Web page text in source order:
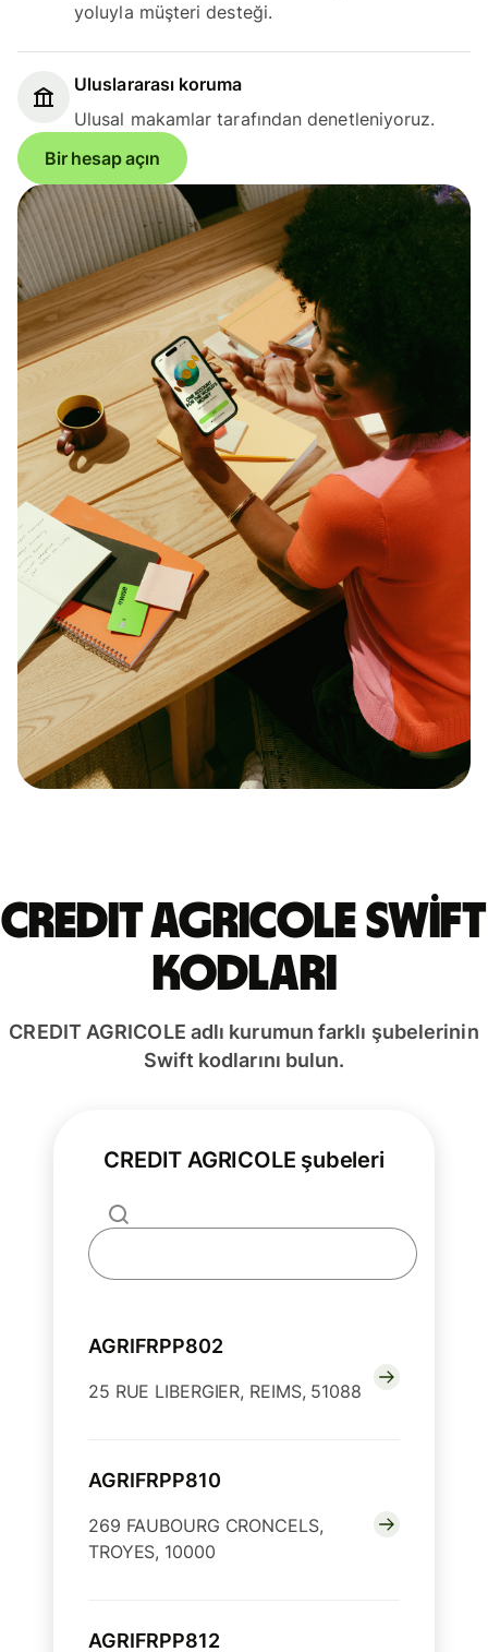
yoluyla müşteri desteği.
Uluslararası koruma
Ulusal makamlar tarafından denetleniyoruz.
Bir hesap açın
CREDIT AGRICOLE Swift
kodları
CREDIT AGRICOLE adlı kurumun farklı şubelerinin
Swift kodlarını bulun.
CREDIT AGRICOLE şubeleri
AGRIFRPP802
25 RUE LIBERGIER, REIMS, 51088
AGRIFRPP810
269 FAUBOURG CRONCELS,
TROYES, 10000
AGRIFRPP812